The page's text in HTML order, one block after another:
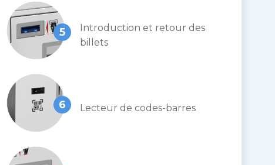
5
Introduction et retour des
billets
6 Lecteur de codes-barres